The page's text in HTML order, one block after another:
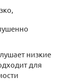
низкие
для